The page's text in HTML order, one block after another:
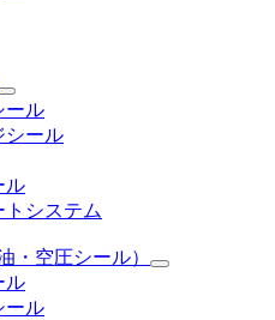
ール
シール
ル
トシステム
油・空圧シール）
ル
ール